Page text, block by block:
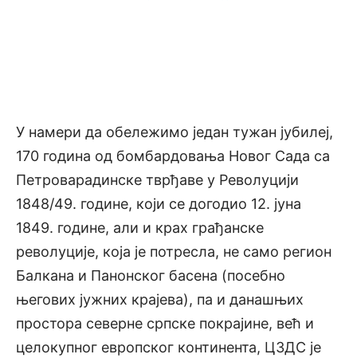
У намери да обележимо један тужан јубилеј,
170 година од бомбардовања Новог Сада са
Петроварадинске тврђаве у Револуцији
1848/49. године, који се догодио 12. јуна
1849. године, али и крах грађанске
револуције, која је потресла, не само регион
Балкана и Панонског басена (посебно
његових јужних крајева), па и данашњих
простора северне српске покрајине, већ и
целокупног европског континента, ЦЗДС је